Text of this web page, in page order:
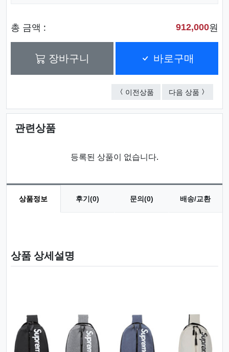
총 금액 : 912,000원
장바구니 바로구매
이전상품 G1009 학생가방책가
다음 상품 688 크
관련상품
등록된 상품이 없습니다.
상품정보 후기(0) 문의(0) 배송/교환
상품 상세설명